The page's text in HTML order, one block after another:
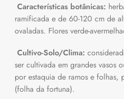
Características botânicas:
ramificada e de 60-120 cm de
ovaladas. Flores verde-
Cultivo-Solo/Clima:
ser cultivada em grandes vasos
por estaquia de ramos e folhas,
(folha da fortuna).